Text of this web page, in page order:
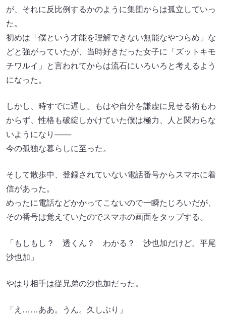
が、それに反比例するかのように集団からは孤立していっ
た。
初めは「僕という才能を理解できない無能なやつらめ」な
どと強がっていたが、当時好きだった女子に「ズットキモ
チワルイ」と言われてからは流石にいろいろと考えるよう
になった。
しかし、時すでに遅し。もはや自分を謙虚に見せる術もわ
からず、性格も破綻しかけていた僕は極力、人と関わらな
いようになり───
今の孤独な暮らしに至った。
そして散歩中、登録されていない電話番号からスマホに着
信があった。
めったに電話などかかってこないので一瞬たじろいだが、
その番号は覚えていたのでスマホの画面をタップする。
「もしもし？ 透くん？ わかる？ 沙也加だけど。平尾
沙也加」
やはり相手は従兄弟の沙也加だった。
「え……ああ。うん。久しぶり」